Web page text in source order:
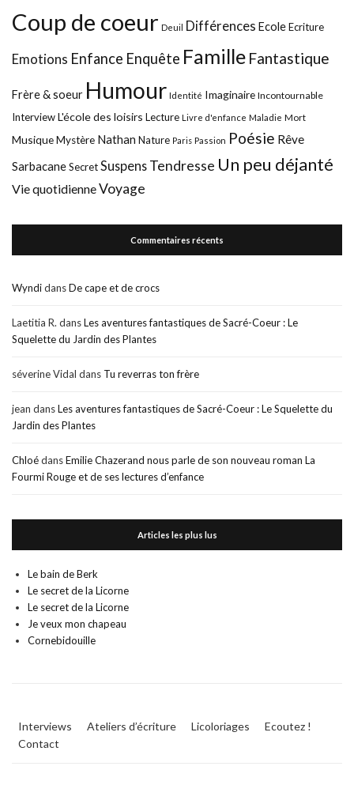
Coup de coeur Deuil Différences EcoleEcriture
Emotions Enfance Enquête Famille Fantastique
Frère & soeur Humour Identité Imaginaire Incontournable
InterviewL'école des loisirs Lecture Livre d'enfance Maladie Mort
MusiqueMystère Nathan Nature Paris Passion Poésie Rêve
SarbacaneSecret Suspens Tendresse Un peu déjanté
Vie quotidienneVoyage
Commentaires récents
WyndidansDe cape et de crocs
Laetitia R. dansLes aventures fantastiques de Sacré-Coeur : Le
Squelette du Jardin des Plantes
séverine Vidal dans Tu reverras ton frère
jean dansLes aventures fantastiques de Sacré-Coeur : Le Squelette du
Jardin des Plantes
ChloédansEmilie Chazerand nous parle de son nouveau roman La
Fourmi Rouge et de ses lectures d’enfance
Articles les plus lus
Le bain de Berk
Le secret de la Licorne
Le secret de la Licorne
Je veux mon chapeau
Cornebidouille
Interviews Ateliers d’écriture Licoloriages
Ecoutez !
Contact